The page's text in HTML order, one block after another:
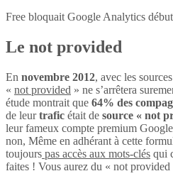
Free bloquait Google Analytics
Le not provided
En novembre 2012, avec les
« not provided » ne s’arrêtera
étude montrait que 64% des
de leurtrafic était de source « not
leur fameux compte premium
non, Même en adhérant à cette
toujours pas accès aux mots-clés qui
faites ! Vous aurez du « not